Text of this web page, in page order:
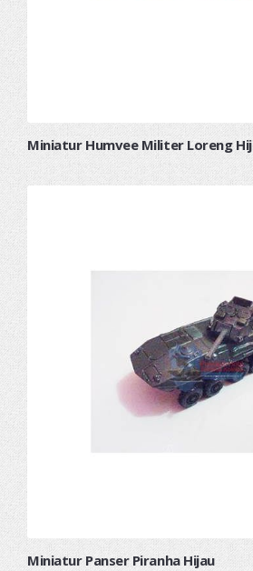
Miniatur Humvee Militer Loreng
Miniatur Panser Piranha Hijau